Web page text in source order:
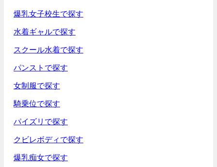
爆乳女子校生で探す
水着ギャルで探す
スクール水着で探す
パンストで探す
女制服で探す
騎乗位で探す
パイズリで探す
クビレボディで探す
爆乳痴女で探す